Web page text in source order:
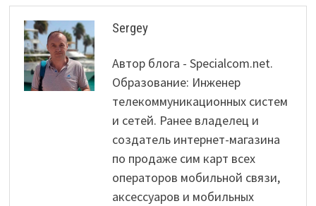
Sergey
Автор блога - Specialcom.net.
Образование: Инженер
телекоммуникационных систем
и сетей. Ранее владелец и
создатель интернет-магазина
по продаже сим карт всех
операторов мобильной связи,
аксессуаров и мобильных